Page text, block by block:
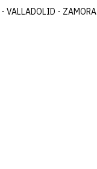
VALLADOLID ZAMORA